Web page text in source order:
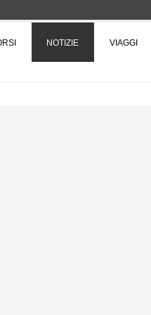
NOTIZIE VIAGGI
MAGMA per la realizzazione di